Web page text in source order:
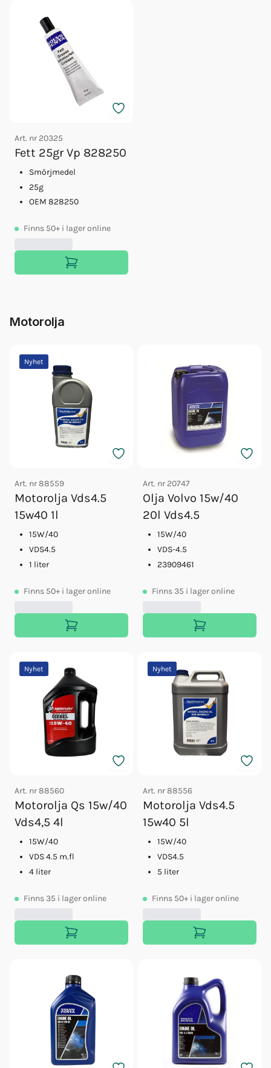
Art. nr 20325
Fett 25gr Vp 828250
Smörjmedel
25g
OEM 828250
Finns 50+ i lager online
Motorolja
Nyhet
Art. nr88559
Motorolja Vds4.5
15w40 1l
15W/40
VDS4.5
1 liter
Finns 50+ i lager online
Art. nr 20747
Olja Volvo 15w/40
20l Vds4.5
15W/40
VDS-4.5
23909461
Finns 35 i lager online
Nyhet
Art. nr88560
Motorolja Qs 15w/40
Vds4,5 4l
15W/40
VDS 4.5 m.fl
4 liter
Finns 35 i lager online
Nyhet
Art. nr88556
Motorolja Vds4.5
15w40 5l
15W/40
VDS4.5
5 liter
Finns 50+ i lager online